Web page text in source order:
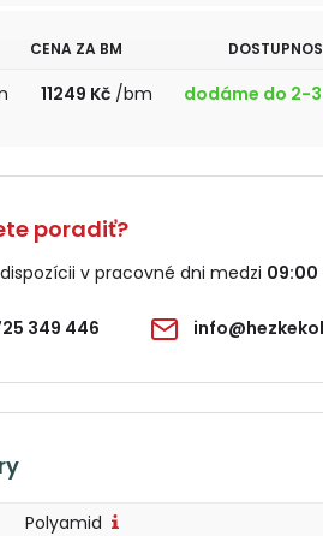
CENA ZA BM
11249 Kč /bm dodáme do 2-
poradiť?
v pracovné dni medzi 09:00
349 446
Polyamid